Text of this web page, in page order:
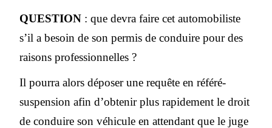
QUESTION: que devra faire cet automobiliste
s’il a besoin de son permis de conduire pour des
raisons professionnelles ?
Il pourra alors déposer une requête en référé-
suspension afin d’obtenir plus rapidement le droit
de conduire son véhicule en attendant que le juge